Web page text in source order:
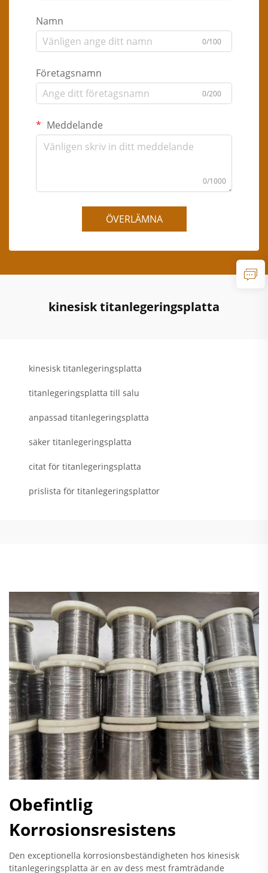
Namn
0/100
Företagsnamn
0/200
Meddelande
0/1000
ÖVERLÄMNA
kinesisk titanlegeringsplatta
kinesisk titanlegeringsplatta
titanlegeringsplatta till salu
anpassad titanlegeringsplatta
säker titanlegeringsplatta
citat för titanlegeringsplatta
prislista för titanlegeringsplattor
Obefintlig
Korrosionsresistens
Den exceptionella korrosionsbeständigheten hos kinesisk
titanlegeringsplatta är en av dess mest framträdande